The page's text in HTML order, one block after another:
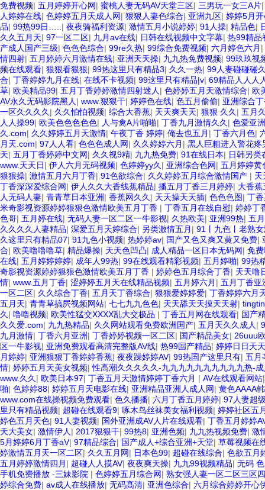
免费视频| 五月婷婷开心网| 蜜桃人妻无码AV天堂三区| 三男玩一女三A片
人婷婷在线| 色婷婷五月天成人网| 狠狠人妻色综合| 亚洲九区| 婷婷5月
品| 99热99日….. | 夜夜骑福利资源| 激情五月小说婷婷| 91人操| 精品色|
久久五月天| 97一区二区| 九月av在线| 日韩在线视频中文字幕| 热99精品
产成人国产三级| 色色色综合| 99re久热| 99综合免费视频| 六月婷色六月 |
情四射| 五月婷婷六月激情在线| 亚洲天天操| 九九热免费视频| 99玖玖视
频在线观看| 狠狠看狠狠| 99热这里只有精品3| 久久一热| 99人妻碰碰碰
合| 丁香婷婷九月在线| 在线不卡视频| 99这里只有精品|v| 69精品人人人
草| 欧美精品99| 五月丁香婷婷激情四射迷人 | 色婷婷五月天激情综合| 欧
AV永久无码影院黑人 | www.狠狠干| 婷婷色在线| 色五月偷偷| 亚洲综合
一区久久久久 | 久久怕怕视频| 综合大香蕉| 天天爽天天| 狠狠 久久 | 五月
人人操99| 欧美色色色色色| 人与禽A片啪啪| 丁香九月激情久久 | 色爱亚洲
久.com| 久久婷婷五月天激情| 午夜丁香 婷婷| 俺去也五月 | 丁香六月色|
月天.com| 97人人看| 色色色成人网| 久久婷婷六月 | 黑人巨粗进入警花疼
天| 五月丁香婷婷中文网| 久久视9精| 九九热免费| 91在线日本| 日韩另类
www.天天日| 伊人六月无码视频| 色婷婷yy久 | 亚洲综合色网| 五月婷婷黄
狠狠操| 激情五月六月丁香| 91色欲综合| 久久婷婷五月综合激情国产 | 天
丁香深深爱综合网| 伊人久久大香线蕉精品| 播五月丁香三月婷婷| 大香蕉
人无码人妻| 青青草日本亚洲| 香蕉网久久 | 天天操天天插| 色色色图| 丁
米奇影视资源婷婷狠狠色激情欧美五月丁香 | 丁香五月在线自慰| 婷婷丁
色哥| 五月婷在线| 无码人妻一区二区一牛影视| 久热欧美| 亚洲99热| 五
久久久久人妻精品| 深爱五月天婷综合| 另类激情五月 | 91丨九色丨老熟
久这里只有精品07| 91九色小视频| 热婷婷av| 国产又色又爽又黄又免费|
合| 欧美噜噜噜草| 精品爆操| 天天色凹凸| 成人精品一区日本无码网| 免
在线| 五月婷婷婷婷| 成年人99热| 99在线观看精彩视频| 五月婷啪| 99热
奇影视资源婷婷狠狠色激情欧美五月丁香 | 婷婷色五月综合丁香| 天天噜
情| www.五月丁香| 涩婷婷五月天在线精品视频| 五月婷六月 | 五月丁香亚
一区二区| 久久综合丁香| 五月天丁香综合| 狠狠爱婷婷爱| 丁香婷婷六月
五月天| 青青草搞屄视频网站| 七七九九色色| 天天舔天天摸天天射|
久 | 噜噜视频| 欧美性猛交XXXX乱大交极品 | 丁香五月网在线观看| 国产
久久爱.com| 九九热精品| 久久网站观看免费欧洲国产| 五月天久久成人 |
九月激情| 丁香六月亚洲| 丁香婷婷视频一区二区| 国产精品美女| 26uuu
区一牛影视| 亚洲免费观看高清完整版AV线| 热99国产精品| 婷婷日日天天
月婷婷| 亚洲狠狠丁香婷婷香蕉| 夜夜躁婷婷AV| 99热国产这里只有| 五月
情| 婷婷五月天美女视频|性高潮久久久久久-九九九九九九九九九九热-
www.久久 | 欧美日本97| 丁香五月天激情婷婷丁香六月 | AV在线观看网站
啪| 色婷婷88| 婷婷五月天电影在线| 亚洲精品亚洲人成人网| 黄色AAAA
www.com在线操视频免费观看| 色久播播| 六月丁香五月婷婷| 97人妻超
里只有精品视频| 超碰在线观看9| 啄木鸟丝袜美女福利视频| 婷婷社区五
婷色五月天色| 91人妻视频| 国外亚洲成AV人片在线观看| 丁香五月婷婷
天大美女| 激情伊人 | 2017狠狠干| 99热8| 亚洲色频| 九九热视频免费| 激
5月婷婷6月丁香aV| 97精品综合| 国产成人+综合亚洲+天堂| 草莓视频在
婷激情五月天一区二区| 久久五月网| 日本色99| 超碰在线综合| 色欲五月
五月婷婷激情四月 | 超碰人人摸AV| 夜夜爽天操| 九九99视频精品| 无码 色
手机免费播放 -三妹影院 | 色婷婷五月综合网| 熟女强人妻一区二区三区
婷综合免费| av成人在线播放| 无码髙清| 亚洲色综合| 六月综合婷婷开心